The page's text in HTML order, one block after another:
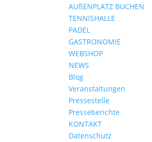
AUßENPLATZ BUCHEN
TENNISHALLE
PADEL
GASTRONOMIE
WEBSHOP
NEWS
Blog
Veranstaltungen
Pressestelle
Presseberichte
KONTAKT
Datenschutz